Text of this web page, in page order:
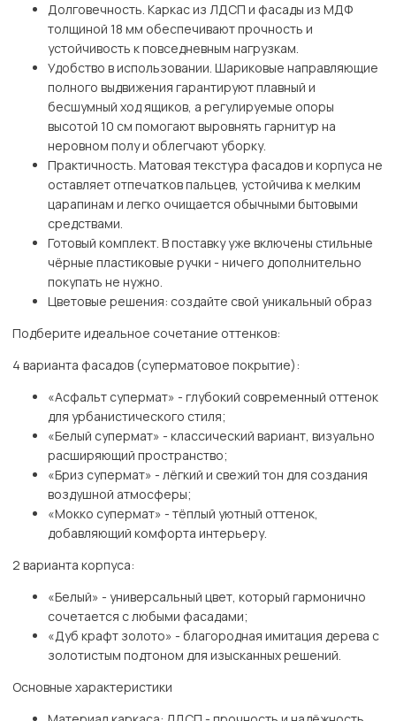
Долговечность. Каркас из ЛДСП и фасады из МДФ
толщиной 18 мм обеспечивают прочность и
устойчивость к повседневным нагрузкам.
Удобство в использовании. Шариковые направляющие
полного выдвижения гарантируют плавный и
бесшумный ход ящиков, а регулируемые опоры
высотой 10 см помогают выровнять гарнитур на
неровном полу и облегчают уборку.
Практичность. Матовая текстура фасадов и корпуса не
оставляет отпечатков пальцев, устойчива к мелким
царапинам и легко очищается обычными бытовыми
средствами.
Готовый комплект. В поставку уже включены стильные
чёрные пластиковые ручки - ничего дополнительно
покупать не нужно.
Цветовые решения: создайте свой уникальный образ
Подберите идеальное сочетание оттенков:
4 варианта фасадов (суперматовое покрытие):
«Асфальт супермат» - глубокий современный оттенок
для урбанистического стиля;
«Белый супермат» - классический вариант, визуально
расширяющий пространство;
«Бриз супермат» - лёгкий и свежий тон для создания
воздушной атмосферы;
«Мокко супермат» - тёплый уютный оттенок,
добавляющий комфорта интерьеру.
2 варианта корпуса:
«Белый» - универсальный цвет, который гармонично
сочетается с любыми фасадами;
«Дуб крафт золото» - благородная имитация дерева с
золотистым подтоном для изысканных решений.
Основные характеристики